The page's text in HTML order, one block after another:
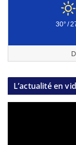
30°/
L’actualité en